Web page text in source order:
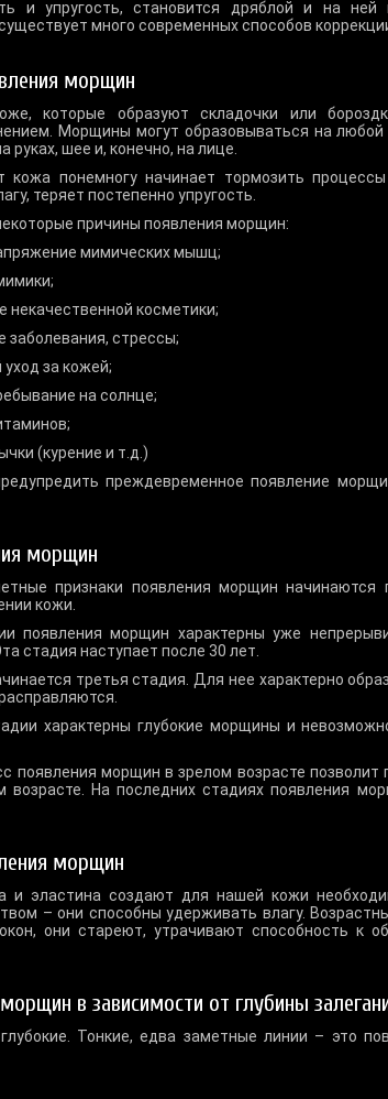
и упругость, становится дряблой и на ней
много современных способов
морщин
которые образуют складочки или
Морщины могут образовываться на любой
руках, шее и, конечно, на лице.
понемногу начинает тормозить
теряет постепенно упругость.
причины появления морщин:
мимических мышц;
некачественной косметики;
заболевания, стрессы;
за кожей;
на солнце;
(курение и т.д.)
преждевременное появление
морщин
признаки появления морщин
кожи.
появления морщин характерны уже
стадия наступает после 30 лет.
третья стадия. Для нее характерно
характерны глубокие морщины и
появления морщин в зрелом возрасте
На последних стадиях появления
морщин
и эластина создают для нашей кожи
– они способны удерживать влагу.
они стареют, утрачивают способность к
в зависимости от глубины
Тонкие, едва заметные линии – это